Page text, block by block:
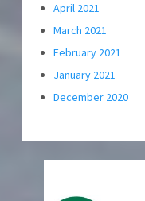
April 2021
March 2021
February 2021
January 2021
December 2020